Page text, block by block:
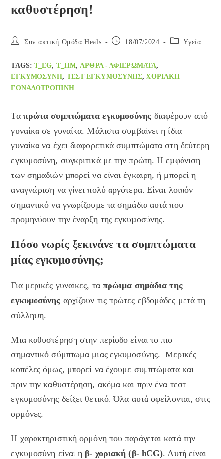
καθυστέρηση!
Post Συντακτική Ομάδα Heals
Post
18/07/2024
Post
Yγεία
TAGS:T_EG, T_HM, ΑΡΘΡΑ - ΑΦΙΕΡΏΜΑΤΑ,
ΕΓΚΥΜΟΣΎΝΗ, ΤΕΣΤ ΕΓΚΥΜΟΣΎΝΗΣ, ΧΟΡΙΑΚΉ
ΓΟΝΑΔΟΤΡΟΠΊΝΗ
Τα πρώτα συμπτώματα εγκυμοσύνης διαφέρουν από
γυναίκα σε γυναίκα. Μάλιστα συμβαίνει η ίδια
γυναίκα να έχει διαφορετικά συμπτώματα στη δεύτερη
εγκυμοσύνη, συγκριτικά με την πρώτη. H εµφάνιση
των σηµαδιών µπορεί να είναι έγκαιρη, ή μπορεί η
αναγνώριση να γίνει πολύ αργότερα. Είναι λοιπόν
σηµαντικό να γνωρίζουµε τα σηµάδια αυτά που
προµηνύουν την έναρξη της εγκυµοσύνης.
Πόσο νωρίς ξεκινάνε τα συμπτώματα
μίας εγκυμοσύνης;
Για μερικές γυναίκες, τα πρώιμα σημάδια της
εγκυμοσύνης αρχίζουν τις πρώτες εβδομάδες μετά τη
σύλληψη.
Μια καθυστέρηση στην περίοδο είναι το πιο
σημαντικό σύμπτωμα μιας εγκυμοσύνης. Μερικές
κοπέλες όμως, μπορεί να έχουμε συμπτώματα και
πριν την καθυστέρηση, ακόμα και πριν ένα τεστ
εγκυμοσύνης δείξει θετικό. Όλα αυτά οφείλονται, στις
ορμόνες.
Η χαρακτηριστική ορμόνη που παράγεται κατά την
εγκυμοσύνη είναι η β- χοριακή (β- hCG). Αυτή είναι